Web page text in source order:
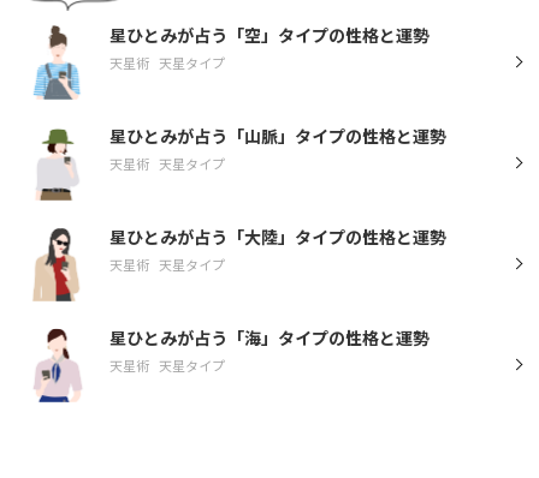
星ひとみが占う「空」タイプの性格と運勢
天星術 天星タイプ
星ひとみが占う「山脈」タイプの性格と運勢
天星術 天星タイプ
星ひとみが占う「大陸」タイプの性格と運勢
天星術 天星タイプ
星ひとみが占う「海」タイプの性格と運勢
天星術 天星タイプ